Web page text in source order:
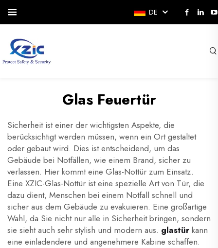
DE
Glas Feuertür
Sicherheit ist einer der wichtigsten Aspekte, die
berücksichtigt werden müssen, wenn ein Ort gestaltet
oder gebaut wird. Dies ist entscheidend, um das
Gebäude bei Notfällen, wie einem Brand, sicher zu
verlassen. Hier kommt eine Glas-Nottür zum Einsatz.
Eine XZIC-Glas-Nottür ist eine spezielle Art von Tür, die
dazu dient, Menschen bei einem Notfall schnell und
sicher aus dem Gebäude zu evakuieren. Eine großartige
Wahl, da Sie nicht nur alle in Sicherheit bringen, sondern
sie sieht auch sehr stylish und modern aus. glastür kann
eine einladendere und angenehmere Kabine schaffen.